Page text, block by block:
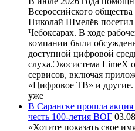
Всероссийского
Николай Шмелёв
Чебоксарах. В ходе
компании были
доступной цифровой
слуха.Экосистема LimeX
сервисов, включая
«Цифровое ТВ» и
уже
В Саранске прошла
честь 100-летия ВОГ
«Хотите показать свое